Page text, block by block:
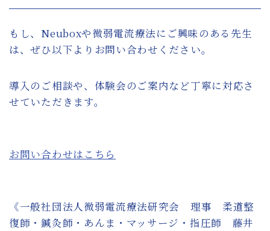
もし、Neuboxや微弱電流療法にご興味のある先生
は、ぜひ以下よりお問い合わせください。
導入のご相談や、体験会のご案内など丁寧に対応さ
せていただきます。
お問い合わせはこちら
《一般社団法人微弱電流療法研究会 理事 柔道整
復師・鍼灸師・あんま・マッサージ・指圧師 藤井